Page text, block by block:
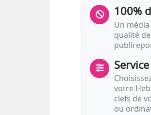
100%
Un
qualité
votre
clefs de
ou